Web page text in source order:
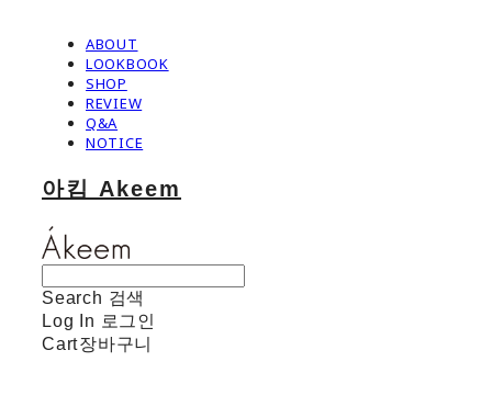
ABOUT
LOOKBOOK
SHOP
REVIEW
Q&A
NOTICE
아킴 Akeem
Search 검색
Log In 로그인
Cart장바구니